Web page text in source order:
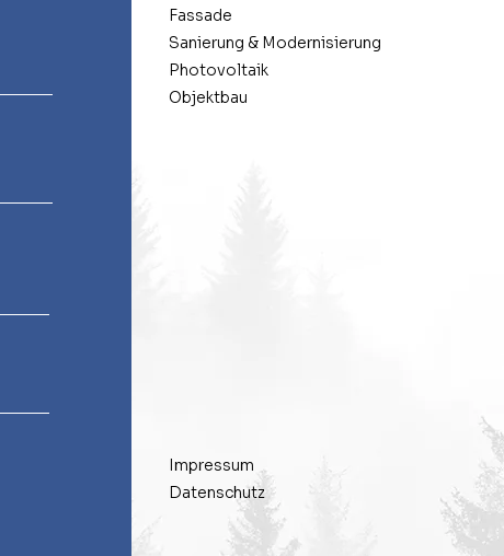
Fassade
Sanierung & Modernisierung
Photovoltaik
Objektbau
Impressum
Datenschutz